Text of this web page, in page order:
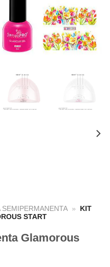
SEMIPERMANENTA »
KIT
START
Glamorous